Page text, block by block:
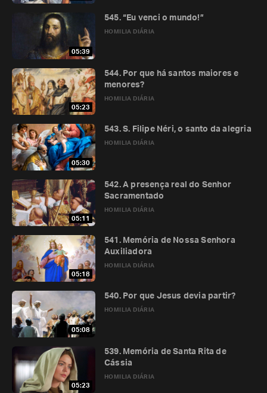
05:39
HOMILIA DIÁRIA
545. “Eu venci o mundo!”
05:23
HOMILIA DIÁRIA
544. Por que há santos maiores e
menores?
05:30
HOMILIA DIÁRIA
543. S. Filipe Néri, o santo da alegria
05:11
HOMILIA DIÁRIA
542. A presença real do Senhor
Sacramentado
05:18
HOMILIA DIÁRIA
541. Memória de Nossa Senhora
Auxiliadora
05:08
HOMILIA DIÁRIA
540. Por que Jesus devia partir?
05:23
HOMILIA DIÁRIA
539. Memória de Santa Rita de
Cássia